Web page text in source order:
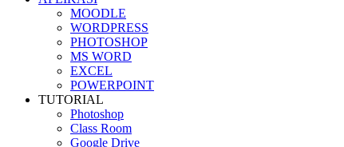
MOODLE
WORDPRESS
PHOTOSHOP
MS WORD
EXCEL
POWERPOINT
TUTORIAL
Photoshop
Class Room
Google Drive